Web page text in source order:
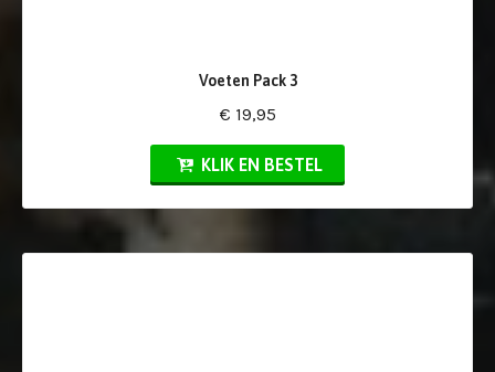
Voeten Pack 3
€ 19,95
KLIK EN BESTEL